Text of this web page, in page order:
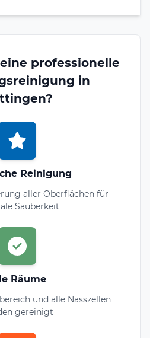
professionelle
in
Reinigung
aller Oberflächen für
Sauberkeit
Räume
und alle Nasszellen
gereinigt